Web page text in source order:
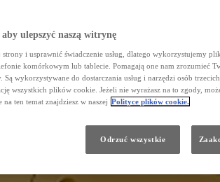
ulepszyć naszą witrynę
strony i usprawnić świadczenie usług, dlatego wykorzystujemy
komórkowym lub tablecie. Pomagają one nam zrozumieć
wykorzystywane do dostarczania usług i narzędzi osób
wszystkich plików cookie. Jeżeli nie wyrażasz na to zgody,
ten temat znajdziesz w naszej Polityce plików cookie.
Odrzuć wszystkie